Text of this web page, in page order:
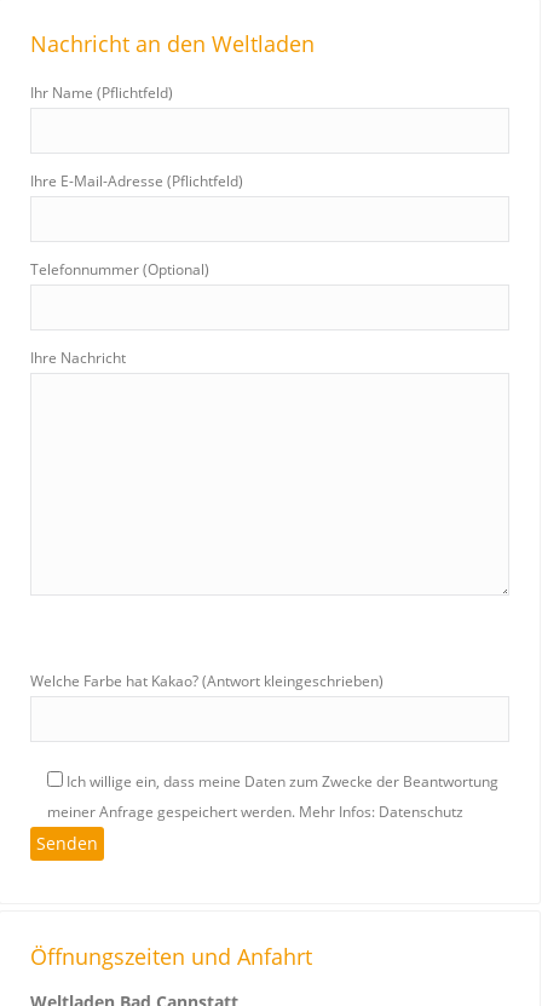
c
:
Nachricht an den Weltladen
Ihr Name (Pflichtfeld)
Ihre E-Mail-Adresse (Pflichtfeld)
Telefonnummer (Optional)
Ihre Nachricht
Welche Farbe hat Kakao? (Antwort kleingeschrieben)
Ich willige ein, dass meine Daten zum Zwecke der Beantwortung
meiner Anfrage gespeichert werden. Mehr Infos: Datenschutz
Öffnungszeiten und Anfahrt